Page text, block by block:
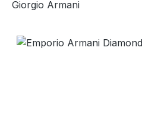
Giorgio Armani
Bildergalerie überspringen